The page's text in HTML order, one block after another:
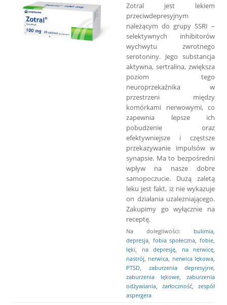
Zotral jest lekiem
przeciwdepresyjnym
należącym do grupy SSRI –
selektywnych inhibitorów
wychwytu zwrotnego
serotoniny. Jego substancja
aktywna, sertralina, zwiększa
poziom tego
neuroprzekaźnika w
przestrzeni między
komórkami nerwowymi, co
zapewnia lepsze ich
pobudzenie oraz
efektywniejsze i częstsze
przekazywanie impulsów w
synapsie. Ma to bezpośredni
wpływ na nasze dobre
samopoczucie. Dużą zaletą
leku jest fakt, iż nie wykazuje
on działania uzależniającego.
Zakupimy go wyłącznie na
receptę.
Na dolegliwości: bulimia
depresja fobia społeczna ,fobie
lęki
na depresję na nerwicę
nastrój nerwica nerwica lękowa
PTSD
zaburzenia depresyjne
zaburzenia lękowe, zaburzenia
odżywiania
żarłoczność
zespół
aspergera